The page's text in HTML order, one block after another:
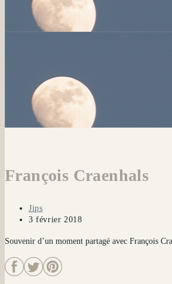
François Craenhals
Auteur/autrice
de
publication :
Jips
Publication
3 février 2018
Souvenir d’un moment partagé avec François